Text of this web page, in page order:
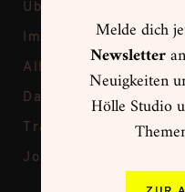
Über Frau Hölle
Impressum
Allgemeine
Datenschutz
Transparenz bei Frau
Jobs
Melde dich
Newsletter
Neuigkeiten
Hölle Studio